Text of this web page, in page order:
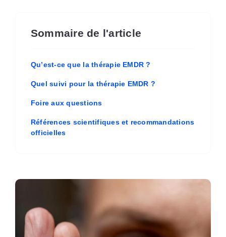
Sommaire de l'article
Qu’est-ce que la thérapie EMDR ?
Quel suivi pour la thérapie EMDR ?
Foire aux questions
Références scientifiques et recommandations
officielles